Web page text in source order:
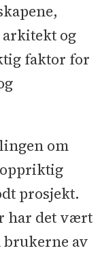
og
faktor for
om
prosjekt.
har det vært
brukerne av